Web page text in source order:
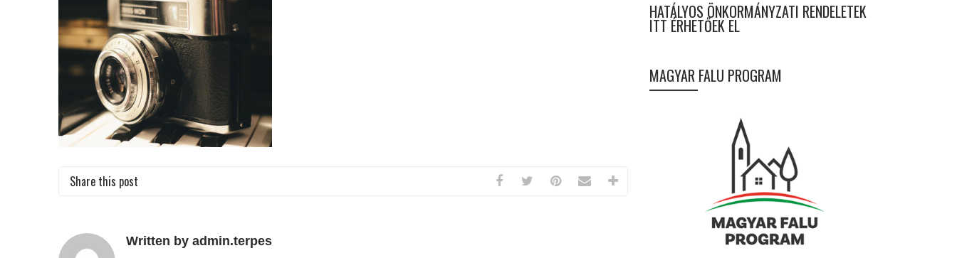
Share this post
Written by admin.terpes
HATÁLYOS ÖNKORMÁNYZATI RENDELETEK
ITT ÉRHETŐEK EL
MAGYAR FALU PROGRAM